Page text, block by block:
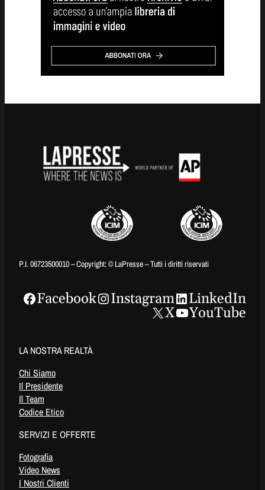
P.I. 06723500010 – Copyright: © LaPresse – Tutti i diritti riservati
Facebook Instagram
LinkedIn
X
YouTube
LA NOSTRA REALTÀ
Chi Siamo
Il Presidente
Il Team
Codice Etico
SERVIZI E OFFERTE
Fotografia
Video News
I Nostri Clienti